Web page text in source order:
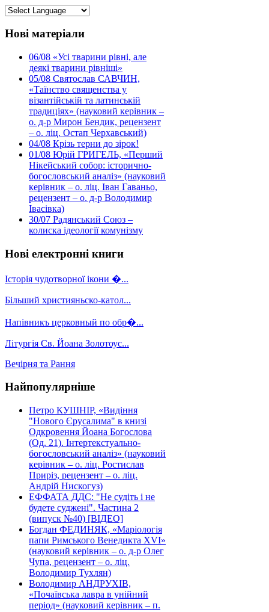
Нові матеріали
06/08 «Усі тварини рівні, але
деякі тварини рівніші»
05/08 Святослав САВЧИН,
«Таїнство священства у
візантійській та латинській
традиціях» (науковий керівник –
о. д-р Мирон Бендик, рецензент
– о. ліц. Остап Черхавський)
04/08 Крізь терни до зірок!
01/08 Юрій ГРИГЕЛЬ, «Перший
Нікейський собор: історично-
богословський аналіз» (науковий
керівник – о. ліц. Іван Гаваньо,
рецензент – о. д-р Володимир
Івасівка)
30/07 Радянський Союз –
колиска ідеології комунізму
Нові електронні книги
Історія чудотворної ікони �...
Більший християньско-катол...
Напівникъ церковный по обр�...
Літургія Св. Йоана Золотоус...
Вечірня та Рання
Найпопулярніше
Петро КУШНІР, «Видіння
"Нового Єрусалима" в книзі
Одкровення Йоана Богослова
(Од. 21). Інтертекстуально-
богословський аналіз» (науковий
керівник – о. ліц. Ростислав
Приріз, рецензент – о. ліц.
Андрій Нискогуз)
ЕФФАТА ДДС: "Не судіть і не
будете суджені". Частина 2
(випуск №40) [ВІДЕО]
Богдан ФЕДИНЯК, «Маріологія
папи Римського Венедикта XVI»
(науковий керівник – о. д-р Олег
Чупа, рецензент – о. ліц.
Володимир Тухлян)
Володимир АНДРУХІВ,
«Почаївська лавра в унійний
період» (науковий керівник – п.